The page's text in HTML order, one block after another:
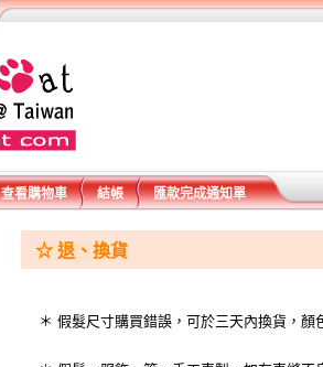
查看購物車 結帳 匯款完成通知單
☆ 退、換貨
＊ 假髮尺寸購買錯誤，可於三天內換貨，顏